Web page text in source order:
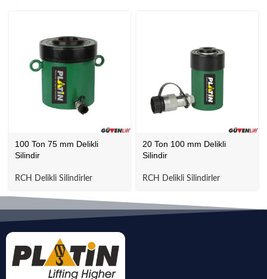
100 Ton 75 mm Delikli
Silindir
RCH Delikli Silindirler
20 Ton 100 mm Delikli
Silindir
RCH Delikli Silindirler